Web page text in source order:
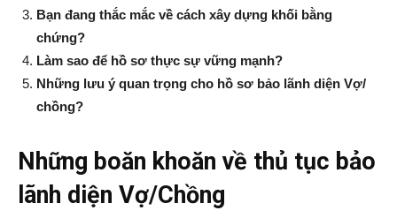
(VKG)
Bạn đang thắc mắc về cách xây dựng khối bằng
chứng?
Làm sao để hồ sơ thực sự vững mạnh?
Những lưu ý quan trọng cho hồ sơ bảo lãnh diện Vợ/
chồng?
Những boăn khoăn về thủ tục bảo
lãnh diện Vợ/Chồng